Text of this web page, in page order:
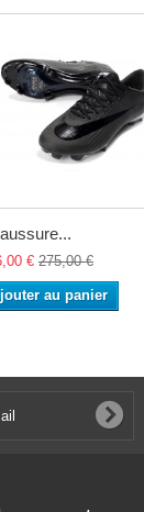
€ 275,00 €
au panier